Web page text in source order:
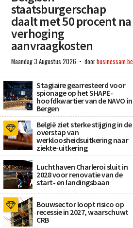
staatsburgerschap
daalt met 50 procent na
verhoging
aanvraagkosten
Maandag 3 Augustus 2026 doorbusinessam.be
Stagiaire gearresteerd voor
spionage op het SHAPE-
hoofdkwartier van de NAVO in
Bergen
België ziet sterke stijging in de
overstap van
werkloosheidsuitkering naar
ziekte-uitkering
Luchthaven Charleroi sluit in
2028 voor renovatie van de
start- en landingsbaan
Bouwsector loopt risico op
recessie in 2027, waarschuwt
CRB